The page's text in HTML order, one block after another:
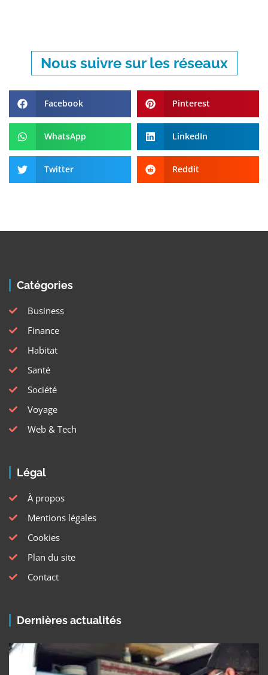
Nous suivre sur les réseaux
Facebook Pinterest
WhatsApp LinkedIn
Twitter Reddit
Catégories
Business
Finance
Habitat
Santé
Société
Voyage
Web & Tech
Légal
À propos
Mentions légales
Cookies
Plan du site
Contact
Dernières actualités